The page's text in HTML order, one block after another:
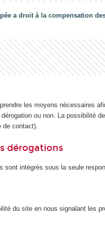
a droit à la compensation
les moyens nécessaires
ou non. La possibilité
de contact).
dérogations
sont intégrés sous la seule
du site en nous signalant les